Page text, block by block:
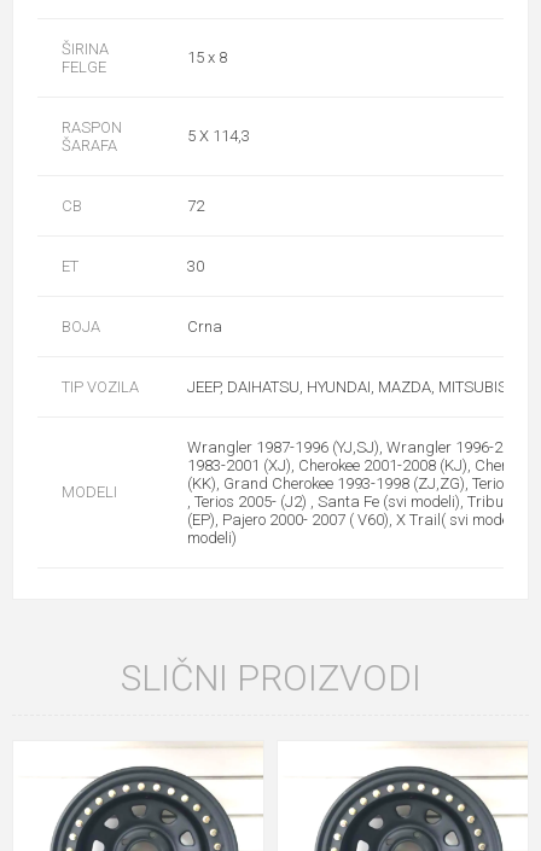
ŠIRINA
FELGE
15 x 8
RASPON
ŠARAFA
5 X 114,3
CB 72
ET 30
BOJA Crna
TIP VOZILA JEEP, DAIHATSU, HYUNDAI, MAZDA, MITSUBISHI,
MODELI
Wrangler 1987-1996 (YJ,SJ), Wrangler 1996-2006
1983-2001 (XJ), Cherokee 2001-2008 (KJ),
(KK), Grand Cherokee 1993-1998 (ZJ,ZG), Terios
, Terios 2005- (J2) , Santa Fe (svi modeli), Tribute
(EP), Pajero 2000- 2007 ( V60), X Trail( svi modeli),
modeli)
SLIČNI PROIZVODI